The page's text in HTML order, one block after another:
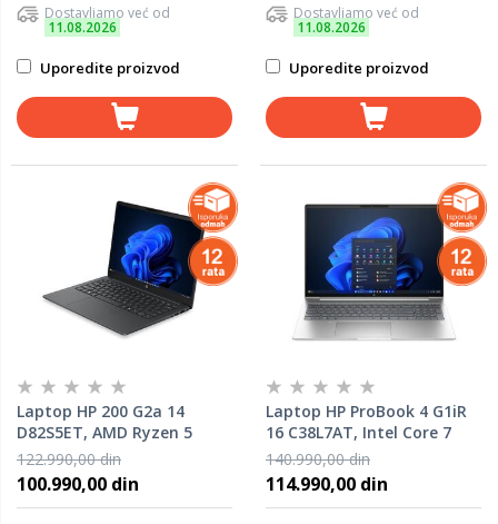
Dostavljamo već od
11.08.2026
Uporedite proizvod
Dostavljamo već od
11.08.2026
Uporedite proizvod
Laptop HP 200 G2a 14
D82S5ET, AMD Ryzen 5
7520U, 16GB RAM, 512GB
SSD, DOS
122.990,00 din
100.990,00 din
Laptop HP ProBook 4 G1iR
16 C38L7AT, Intel Core 7
150U, 16GB RAM, 512GB
SSD, DOS
140.990,00 din
114.990,00 din